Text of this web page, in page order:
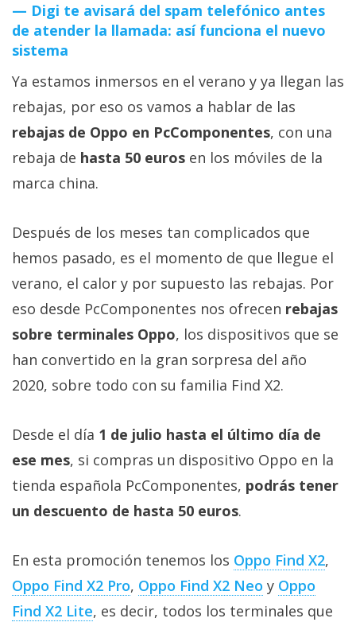
Sistemas
operativos
Profesional
+
Más
Sorteos
Foros
Contacto
/
Sobre
nosotros
Publicidad
/
Cambiar
opciones
de
/
Legal
Digi te avisará del spam telefónico antes
de atender la llamada: así funciona el nuevo
sistema
Ya estamos inmersos en el verano y ya llegan las
rebajas, por eso os vamos a hablar de las
rebajas de Oppo en PcComponentes, con una
rebaja de hasta 50 euros en los móviles de la
marca china.
Después de los meses tan complicados que
hemos pasado, es el momento de que llegue el
verano, el calor y por supuesto las rebajas. Por
eso desde PcComponentes nos ofrecen rebajas
sobre terminales Oppo, los dispositivos que se
han convertido en la gran sorpresa del año
2020, sobre todo con su familia Find X2.
Desde el día 1 de julio hasta el último día de
ese mes, si compras un dispositivo Oppo en la
tienda española PcComponentes, podrás tener
un descuento de hasta 50 euros.
En esta promoción tenemos los Oppo Find X2,
Oppo Find X2 Pro, Oppo Find X2 Neo y Oppo
Find X2 Lite, es decir, todos los terminales que